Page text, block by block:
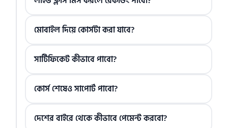
মোবাইল দিয়ে কোর্সটা করা যাবে?
সার্টিফিকেট কীভাবে পাবো?
কোর্স শেষেও সাপোর্ট পাবো?
দেশের বাইরে থেকে কীভাবে পেমেন্ট করবো?